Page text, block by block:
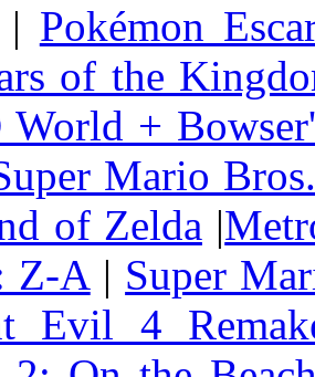
| Pokémon
of the
+
Mario
of Zelda |
Z-A | Super
Evil 4